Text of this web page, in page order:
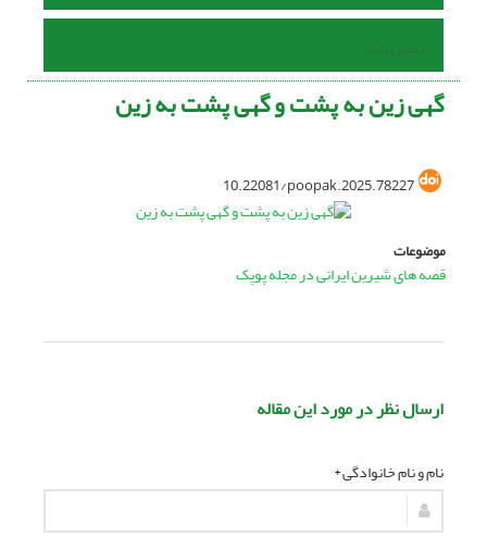
تماس با ما
گهی زین به پشت و گهی پشت به زین
10.22081/poopak.2025.78227
موضوعات
قصه های شیرین ایرانی در مجله پوپک
ارسال نظر در مورد این مقاله
نام و نام خانوادگی *